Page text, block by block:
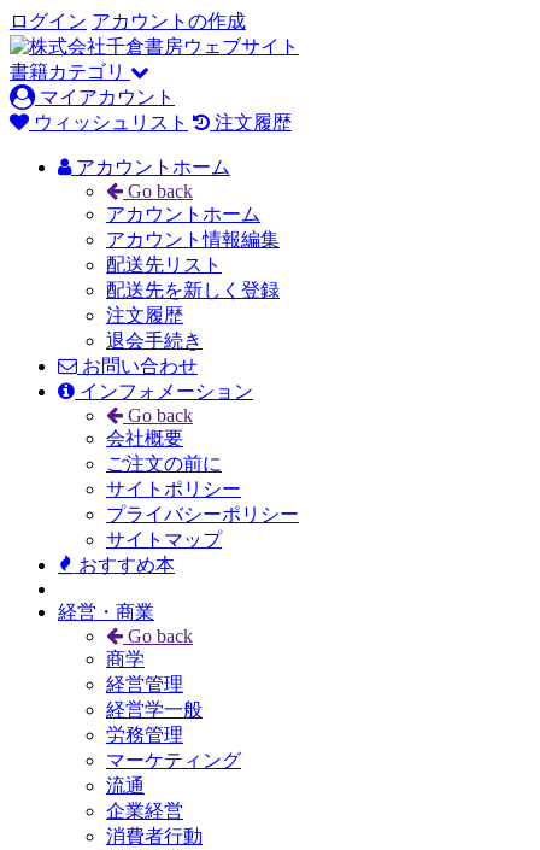
ログイン アカウントの作成
書籍カテゴリ
マイアカウント
ウィッシュリスト
注文履歴
アカウントホーム
Go back
アカウントホーム
アカウント情報編集
配送先リスト
配送先を新しく登録
注文履歴
退会手続き
お問い合わせ
インフォメーション
Go back
会社概要
ご注文の前に
サイトポリシー
プライバシーポリシー
サイトマップ
おすすめ本
経営・商業
Go back
商学
経営管理
経営学一般
労務管理
マーケティング
流通
企業経営
消費者行動